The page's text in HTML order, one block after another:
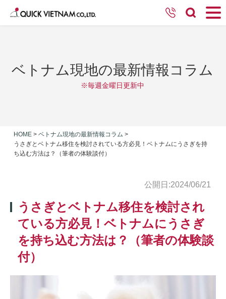
ベトナム現地の最新情報コラム
※毎週金曜日更新中
HOME > ベトナム現地の最新情報コラム >
うさぎとベトナム移住を検討されている方必見！ベトナムにうさぎを持
ち込む方法は？（筆者の体験談付）
公開日:2024/06/21
うさぎとベトナム移住を検討され
ている方必見！ベトナムにうさぎ
を持ち込む方法は？（筆者の体験談
付）